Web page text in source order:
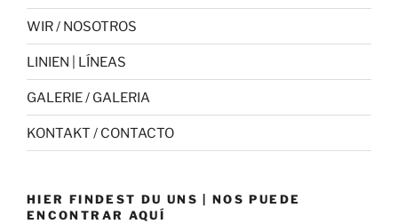
WIR / NOSOTROS
LINIEN | LÍNEAS
GALERIE / GALERIA
KONTAKT / CONTACTO
HIER FINDEST DU UNS | NOS PUEDE
ENCONTRAR AQUÍ